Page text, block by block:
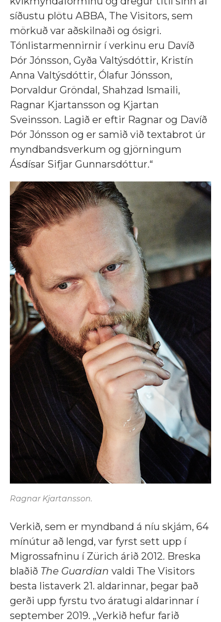
síðustu plötu ABBA, The Visitors, sem
mörkuð var aðskilnaði og ósigri.
Tónlistarmennirnir í verkinu eru Davíð
Þór Jónsson, Gyða Valtýsdóttir, Kristín
Anna Valtýsdóttir, Ólafur Jónsson,
Þorvaldur Gröndal, Shahzad Ismaili,
Ragnar Kjartansson og Kjartan
Sveinsson. Lagið er eftir Ragnar og Davíð
Þór Jónsson og er samið við textabrot úr
myndbandsverkum og gjörningum
Ásdísar Sifjar Gunnarsdóttur.“
Ragnar Kjartansson.
Verkið, sem er myndband á níu skjám, 64
mínútur að lengd, var fyrst sett upp í
Migrossafninu í Zürich árið 2012. Breska
blaðið The Guardian valdi The Visitors
besta listaverk 21. aldarinnar, þegar það
gerði upp fyrstu tvo áratugi aldarinnar í
september 2019. „Verkið hefur farið